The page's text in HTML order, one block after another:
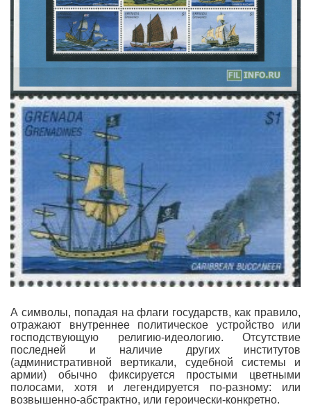
А символы, попадая на флаги государств, как правило,
отражают внутреннее политическое устройство или
господствующую религию-идеологию. Отсутствие
последней и наличие других институтов
(административной вертикали, судебной системы и
армии) обычно фиксируется простыми цветными
полосами, хотя и легендируется по-разному: или
возвышенно-абстрактно, или героически-конкретно.